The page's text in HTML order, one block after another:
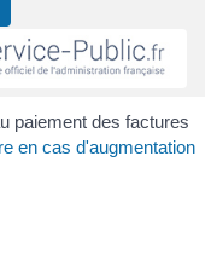
paiement des factures
en cas d'augmentation